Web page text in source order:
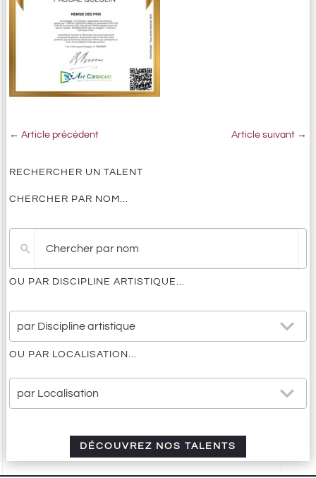
←Article précédent Article suivant→
RECHERCHER UN TALENT
CHERCHER PAR NOM...
OU PAR DISCIPLINE ARTISTIQUE...
par Discipline artistique
results
available
OU PAR LOCALISATION...
par Localisation
21
results
available
DÉCOUVREZ NOS TALENTS